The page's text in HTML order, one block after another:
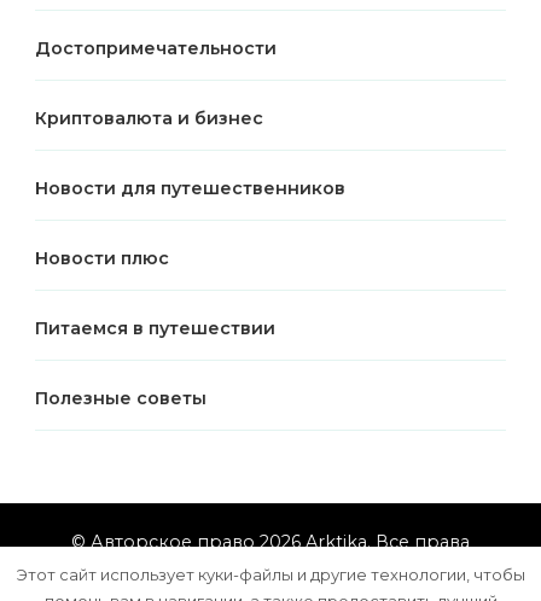
Достопримечательности
Криптовалюта и бизнес
Новости для путешественников
Новости плюс
Питаемся в путешествии
Полезные советы
© Авторское право 2026Arktika. Все права
защищены.Vilva | РазработанаBlossom Themes.
Этот сайт использует куки-файлы и другие технологии, чтобы